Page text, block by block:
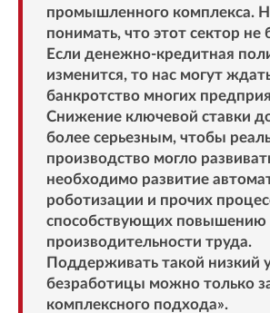
промышленного комплекса.
понимать, что этот сектор не
Если денежно-кредитная
изменится, то нас могут
банкротство многих
Снижение ключевой ставки
более серьезным, чтобы
производство могло
необходимо развитие
роботизации и прочих
способствующих повышению
производительности труда.
Поддерживать такой низкий
безработицы можно только
комплексного подхода».